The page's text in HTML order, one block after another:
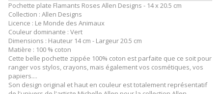
Pochette plate Flamants Roses Allen Designs - 14 x 20.5 cm
Collection : Allen Designs
Licence : Le Monde des Animaux
Couleur dominante : Vert
Dimensions : Hauteur 14 cm - Largeur 20.5 cm
Matière : 100 % coton
Cette belle pochette zippée 100% coton est parfaite que ce soit pour
ranger vos stylos, crayons, mais également vos cosmétiques, vos
papiers....
Son design original et haut en couleur est totalement représentatif